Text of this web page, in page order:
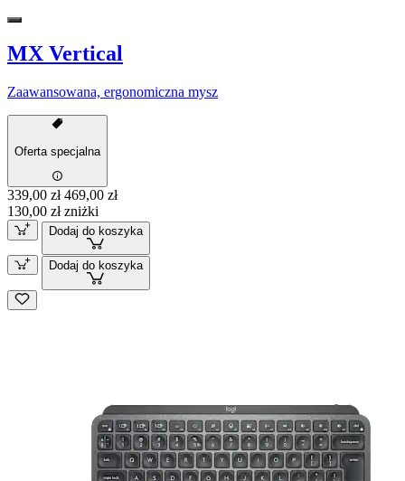
MX Vertical
Zaawansowana, ergonomiczna mysz
Oferta specjalna
339,00 zł 469,00 zł
130,00 zł zniżki
Dodaj do koszyka
Dodaj do koszyka